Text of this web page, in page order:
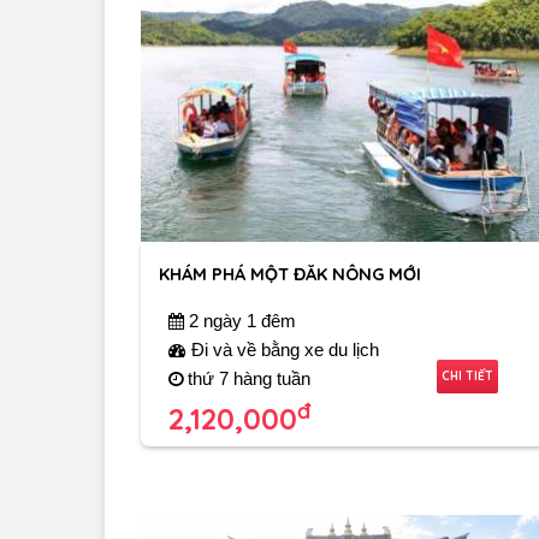
KHÁM PHÁ MỘT ĐĂK NÔNG MỚI
2 ngày 1 đêm
Đi và về bằng xe du lịch
thứ 7 hàng tuần
2,120,000đ
CHI TIẾT